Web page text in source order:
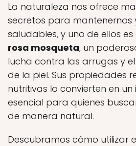
La naturaleza nos ofrece
secretos para mantenernos
saludables, y uno de ellos es
rosa mosqueta, un
lucha contra las arrugas y
de la piel. Sus propiedades
nutritivas lo convierten en
esencial para quienes
de manera natural.
Descubramos cómo utilizar